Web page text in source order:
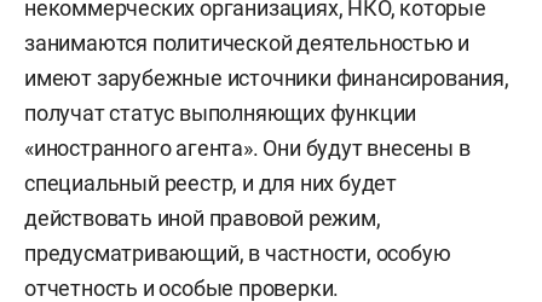
некоммерческих организациях, НКО, которые
занимаются политической деятельностью и
имеют зарубежные источники финансирования,
получат статус выполняющих функции
«иностранного агента». Они будут внесены в
специальный реестр, и для них будет
действовать иной правовой режим,
предусматривающий, в частности, особую
отчетность и особые проверки.